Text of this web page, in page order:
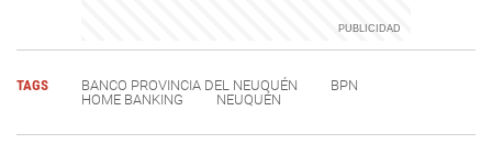
TAGS BANCO PROVINCIA DEL NEUQUÉN
BPN
HOME BANKING
NEUQUÉN